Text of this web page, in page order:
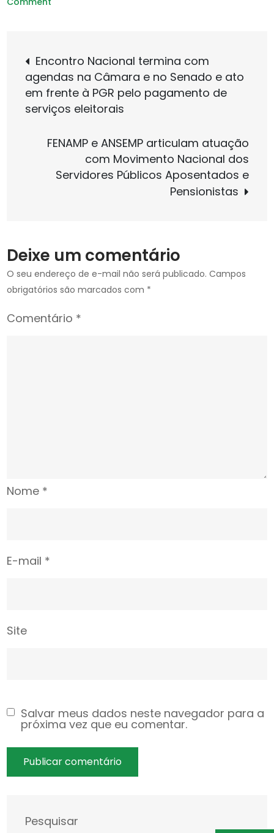
de
pós-
graduação
e
precarização
trabalho
psicólogos
Navegação
de
Post
Encontro Nacional termina com
agendas na Câmara e no Senado e ato
em frente à PGR pelo pagamento de
serviços eleitorais
FENAMP e ANSEMP articulam atuação
com Movimento Nacional dos
Servidores Públicos Aposentados e
Pensionistas
Deixe um comentário
O seu endereço de e-mail não será publicado. Campos
obrigatórios são marcados com *
Comentário *
Nome *
E-mail *
Site
Salvar meus dados neste navegador para a
próxima vez que eu comentar.
Pesquisar